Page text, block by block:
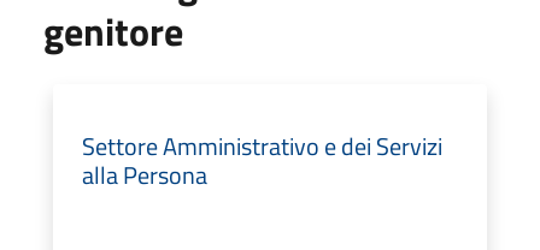
genitore
Settore Amministrativo e dei Servizi
alla Persona